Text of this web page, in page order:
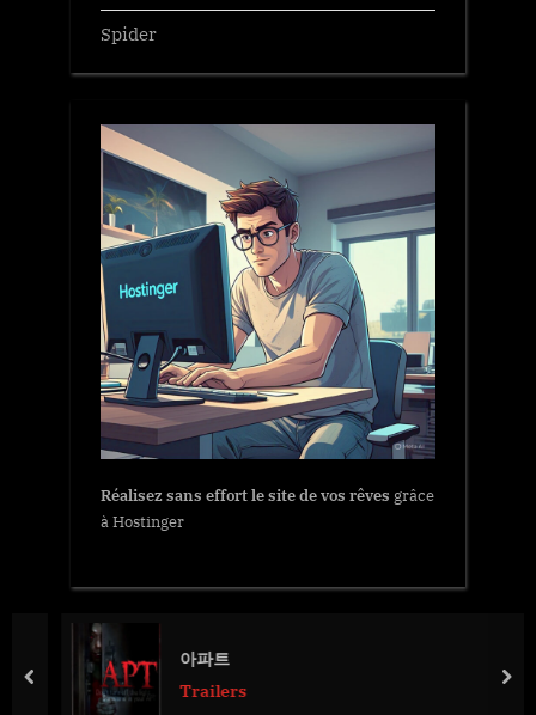
Spider
Réalisez sans effort le site de vos rêves grâce
à Hostinger
아파트
Trailers
prev